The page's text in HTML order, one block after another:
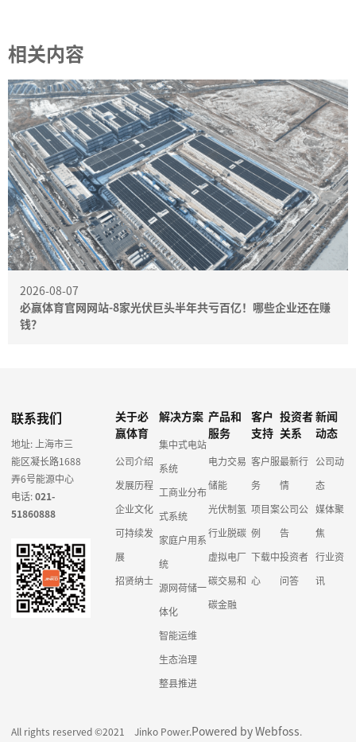
相关内容
2026-08-07
必赢体育官网网站-8家光伏巨头半年共亏百亿！哪些企业还在赚
钱？
联系我们
地址: 上海市三
能区凝长路1688
弄6号能源中心
电话:021-
51860888
关于必
赢体育
公司介绍
发展历程
企业文化
可持续发
展
招贤纳士
解决方案
集中式电站
系统
工商业分布
式系统
家庭户用系
统
源网荷储一
体化
智能运维
生态治理
整县推进
产品和
服务
电力交易
储能
光伏制氢
行业脱碳
虚拟电厂
碳交易和
碳金融
客户
支持
客户服
务
项目案
例
下载中
心
投资者
关系
最新行
情
公司公
告
投资者
问答
新闻
动态
公司动
态
媒体聚
焦
行业资
讯
All rights reserved ©2021 Jinko Power.Powered by Webfoss.